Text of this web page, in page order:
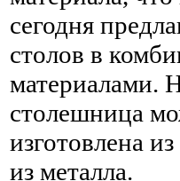
сегодня
столов в
материалами.
столешница
изготовлена
из металла.